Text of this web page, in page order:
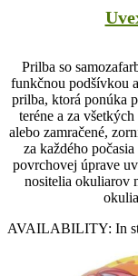
Prilba so
funkčnou podšívkou
prilba, ktorá ponúka
teréne a za
alebo zamračené,
za každého
povrchovej úprave
nositelia okuliarov
AVAILABILITY: In